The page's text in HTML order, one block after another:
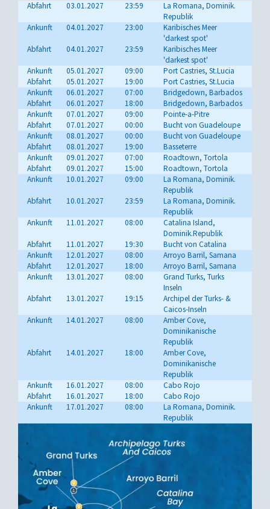
Abfahrt 03.01.2027 23:59
La Romana, Dominik.
Republik
Ankunft
04.01.2027 23:00
Karibisches Meer
'darkest spot'
Abfahrt
04.01.2027 23:59
Karibisches Meer
'darkest spot'
Ankunft
05.01.2027 09:00
Port Castries, St.Lucia
Abfahrt
05.01.2027 19:00
Port Castries, St.Lucia
Ankunft
06.01.2027 07:00
Bridgedown, Barbados
Abfahrt
06.01.2027 18:00
Bridgedown, Barbados
Ankunft
07.01.2027 09:00
Pointe-a-Pitre
Abfahrt
07.01.2027 00:00
Bucht von Guadeloupe
Ankunft
08.01.2027 00:00
Bucht von Guadeloupe
Abfahrt
08.01.2027 19:00
Basseterre
Ankunft
09.01.2027 07:00
Roadtown, Tortola
Abfahrt
09.01.2027 15:00
Roadtown, Tortola
Ankunft
10.01.2027 09:00
La Romana, Dominik.
Republik
Abfahrt
10.01.2027 23:59
La Romana, Dominik.
Republik
Ankunft
11.01.2027 08:00
Catalina Island,
Dominik.Republik
Abfahrt
11.01.2027 19:30
Bucht von Catalina
Ankunft
12.01.2027 08:00
Arroyo Barril, Samana
Abfahrt
12.01.2027 18:00
Arroyo Barril, Samana
Ankunft
13.01.2027 08:00
Grand Turks, Turks
Inseln
Abfahrt
13.01.2027 19:15
Archipel der Turks- &
Caicos-Inseln
Ankunft
14.01.2027 08:00
Amber Cove,
Dominikanische
Republik
Abfahrt
14.01.2027 18:00
Amber Cove,
Dominikanische
Republik
Ankunft
16.01.2027 08:00
Cabo Rojo
Abfahrt
16.01.2027 18:00
Cabo Rojo
Ankunft
17.01.2027 08:00
La Romana, Dominik.
Republik